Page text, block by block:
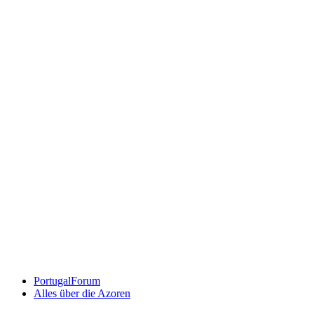
PortugalForum
Alles über die Azoren